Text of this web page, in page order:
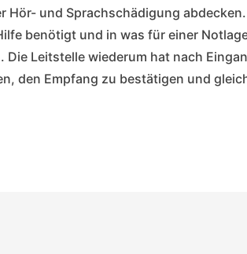
und Sprachschädigung
benötigt und in was für einer
Leitstelle wiederum hat nach
den Empfang zu bestätigen und